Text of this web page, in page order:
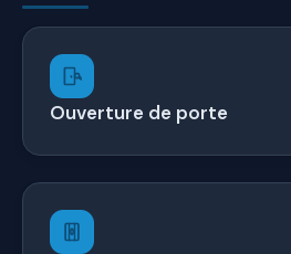
Ouverture de porte